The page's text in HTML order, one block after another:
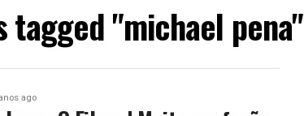
tagged "michael pena"
ago